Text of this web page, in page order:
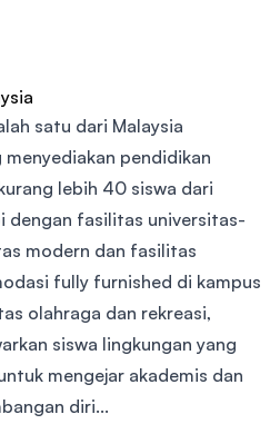
satu dari Malaysia
pendidikan
lebih 40 siswa dari
dengan fasilitas universitas-
modern dan fasilitas
fully furnished di kampus
olahraga dan rekreasi,
siswa lingkungan yang
mengejar akademis dan
diri...